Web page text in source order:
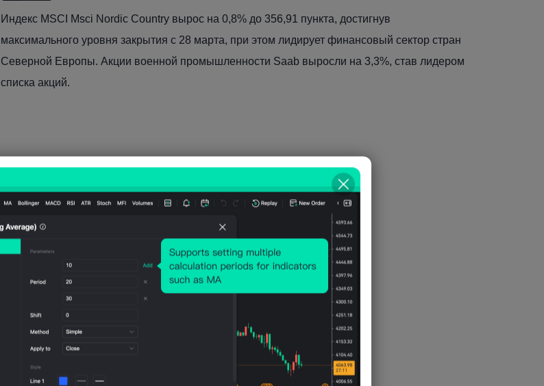
Индекс MSCI Msci Nordic Country вырос на 0,8% до 356,91 пункта, достигнув
максимального уровня закрытия с 28 марта, при этом лидирует финансовый сектор стран
Северной Европы. Акции военной промышленности Saab выросли на 3,3%, став лидером
списка акций.